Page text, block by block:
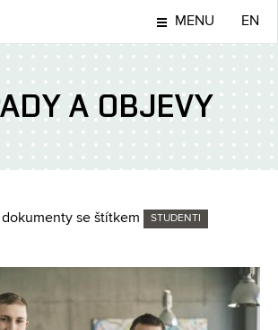
MENU EN
A OBJEVY
se štítkem STUDENTI